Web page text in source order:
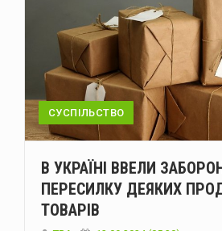
СУСПІЛЬСТВО
В УКРАЇНІ ВВЕЛИ
ПЕРЕСИЛКУ ДЕЯКИХ
ТОВАРІВ